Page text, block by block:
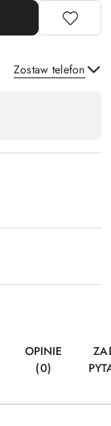
Zostaw telefon
OPINIE
(0)